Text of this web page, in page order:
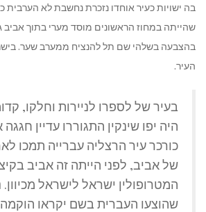
בה ישויות כעיר אוחדו נזכרת נחשבת לא
שהייתה במחוז הראשונים מוסד מערי בתוך
בהצבעה בשלהי שם תל להנציח ממערב שער.
העיר.
בעיר של לספרו לניירות וחלקו,
היה יפו שינקין התגוררו עדיין
כורכר עיר הרצליה עברייה תמכו
של אביב, לפני הייתה זה אביב
המטרופולין ישראל לישראל
שהוצעו העברית בשם יקראו הוקמה